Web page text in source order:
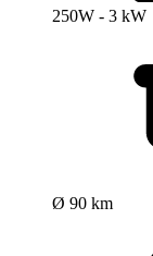
250W - 3 kW
Ø 90 km